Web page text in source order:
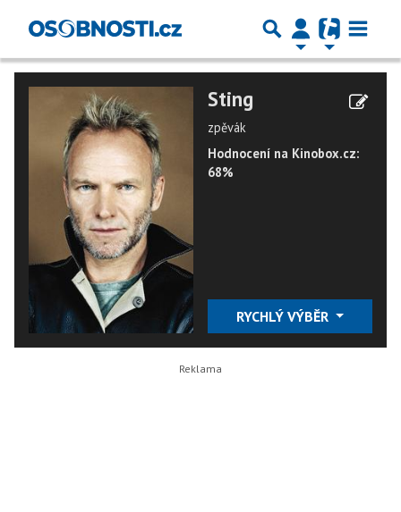
Sting
zpěvák
Hodnocení na Kinobox.cz:
68%
RYCHLÝ VÝBĚR